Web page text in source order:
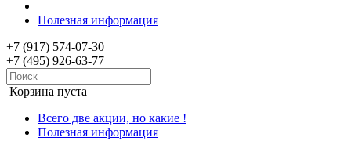
Полезная информация
+7 (917) 574-07-30
+7 (495) 926-63-77
Корзина пуста
Всего две акции, но какие !
Полезная информация